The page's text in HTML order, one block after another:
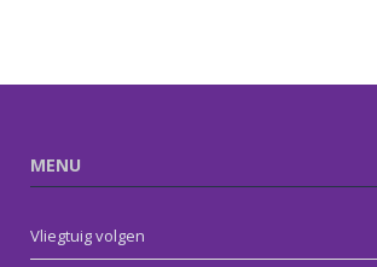
MENU
Vliegtuig volgen